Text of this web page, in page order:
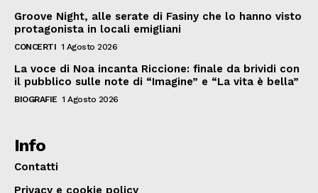
Groove Night, alle serate di Fasiny che lo hanno visto
protagonista in locali emigliani
CONCERTI 1 Agosto 2026
La voce di Noa incanta Riccione: finale da brividi con
il pubblico sulle note di “Imagine” e “La vita è bella”
BIOGRAFIE 1 Agosto 2026
Info
Contatti
Privacy e cookie policy